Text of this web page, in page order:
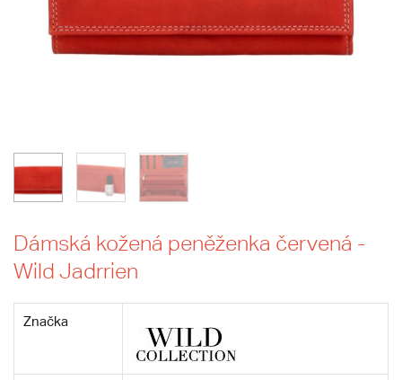
Dámská kožená peněženka červená -
Wild Jadrrien
Značka